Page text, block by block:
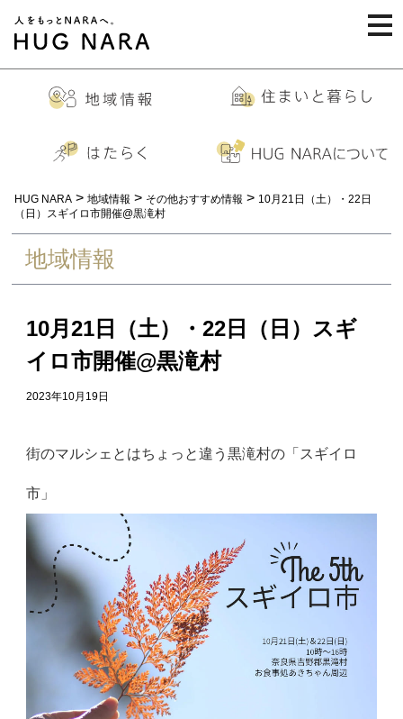
HUG NARA > 地域情報 > その他おすすめ情報 > 10月21日（土）・22日
（日）スギイロ市開催@黒滝村
地域情報
10月21日（土）・22日（日）スギ
イロ市開催@黒滝村
2023年10月19日
街のマルシェとはちょっと違う黒滝村の「スギイロ
市」